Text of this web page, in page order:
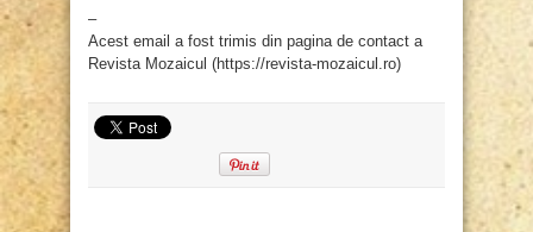
–
Acest email a fost trimis din pagina de contact a
Revista Mozaicul (https://revista-mozaicul.ro)